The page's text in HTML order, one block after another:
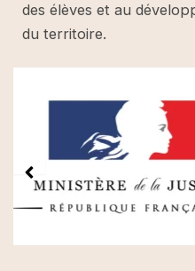
des élèves et au
du territoire.